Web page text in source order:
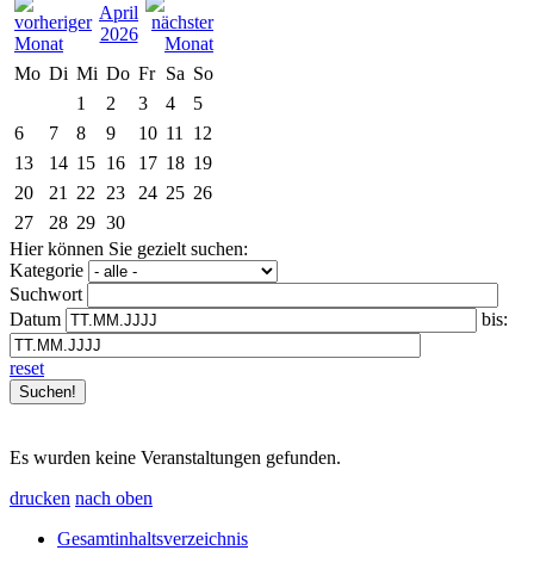
April
2026
Mo Di Mi Do Fr Sa So
1
2 3 4
5
6
7 8 9 10 11
12
13
14 15 16 17 18 19
20
21 22 23 24 25 26
27
28 29 30
Hier können Sie gezielt suchen:
Kategorie
Suchwort
Datum
bis:
reset
Es wurden keine Veranstaltungen gefunden.
drucken nach oben
Gesamtinhaltsverzeichnis